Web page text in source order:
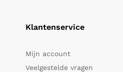
Klantenservice
Mijn account
Veelgestelde vragen